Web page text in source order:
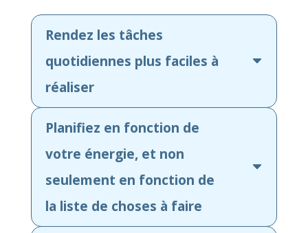
Rendez les tâches
quotidiennes plus faciles à
réaliser
Planifiez en fonction de
votre énergie, et non
seulement en fonction de
la liste de choses à faire